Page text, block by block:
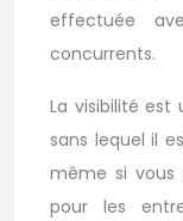
effectuée
concurrents.
La visibilité
sans lequel il
même si vous
pour les